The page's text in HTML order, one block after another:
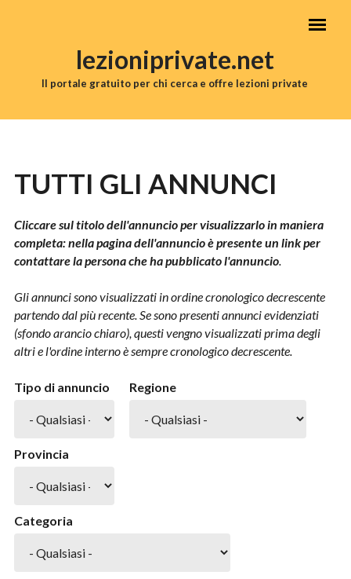
lezioniprivate.net
Il portale gratuito per chi cerca e offre lezioni private
MENU PRINCIPALE
TUTTI GLI ANNUNCI
Cliccare sul titolo dell'annuncio per visualizzarlo in maniera
completa: nella pagina dell'annuncio è presente un link per
contattare la persona che ha pubblicato l'annuncio.
Gli annunci sono visualizzati in ordine cronologico decrescente
partendo dal più recente. Se sono presenti annunci evidenziati
(sfondo arancio chiaro), questi vengno visualizzati prima degli
altri e l'ordine interno è sempre cronologico decrescente.
Tipo di annuncio Regione
Provincia
Categoria